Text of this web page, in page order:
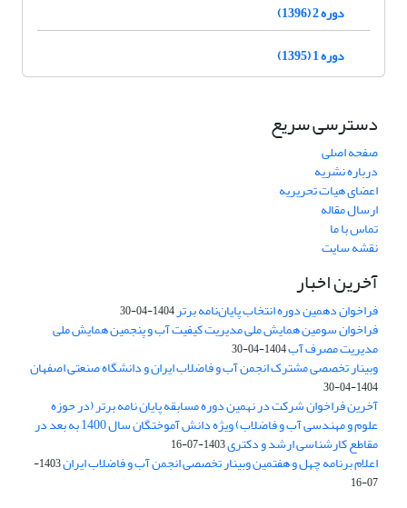
دوره 2 (1396)
دوره 1 (1395)
دسترسی سریع
صفحه اصلی
درباره نشریه
اعضای هیات تحریریه
ارسال مقاله
تماس با ما
نقشه سایت
آخرین اخبار
فراخوان دهمین دوره انتخاب پایان‌نامه برتر1404-04-30
فراخوان سومین همایش ملی مدیریت کیفیت آب و پنجمین همایش ملی
مدیریت مصرف آب1404-04-30
وبینار تخصصی مشترک انجمن آب و فاضلاب ایران و دانشگاه صنعتی اصفهان
1404-04-30
آخرین فراخوان شرکت در نهمین دوره مسابقه پایان نامه برتر (در حوزه
علوم و مهندسی آب و فاضلاب) ویژه دانش آموختگان سال 1400 به بعد در
مقاطع کارشناسی ارشد و دکتری1403-07-16
اعلام برنامه چهل و هفتمین وبینار تخصصی انجمن آب و فاضلاب ایران
1403-
07-16